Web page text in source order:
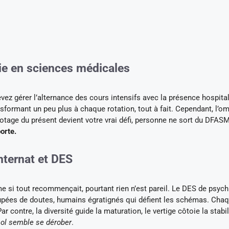
en sciences médicales
gérer l’alternance des cours intensifs avec la présence
un peu plus à chaque rotation, tout à fait. Cependant,
du présent devient votre vrai défi, personne ne sort du
et DES
si tout recommençait, pourtant rien n’est pareil. Le DES de
de doutes, humains égratignés qui défient les schémas.
contre, la diversité guide la maturation, le vertige côtoie la
semble se dérober.